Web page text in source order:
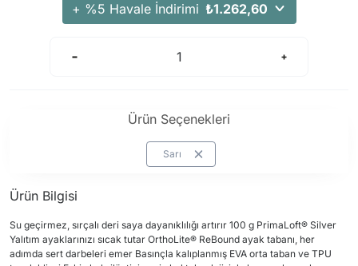
+ %5 Havale İndirimi ₺1.262,60
Ürün Seçenekleri
Sarı
Ürün Bilgisi
Su geçirmez, sırçalı deri saya dayanıklılığı artırır 100 g PrimaLoft® Silver
Yalıtım ayaklarınızı sıcak tutar OrthoLite® ReBound ayak tabanı, her
adımda sert darbeleri emer Basınçla kalıplanmış EVA orta taban ve TPU